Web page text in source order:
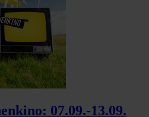
07.09.-13.09.